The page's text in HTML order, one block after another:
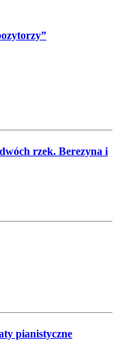
rzek. Berezyna i
pianistyczne